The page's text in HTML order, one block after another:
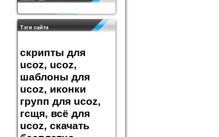
Тэги сайта
скрипты для
ucoz, ucoz,
шаблоны для
ucoz, иконки
групп для ucoz,
гсщя, всё для
ucoz, скачать